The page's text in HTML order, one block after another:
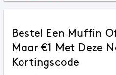
Bestel Een Muffin
Maar €1 Met Deze
Kortingscode